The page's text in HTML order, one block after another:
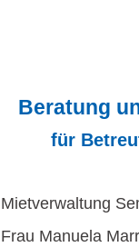
Beratung
für
Mietverwaltung
Frau Manuela Marr